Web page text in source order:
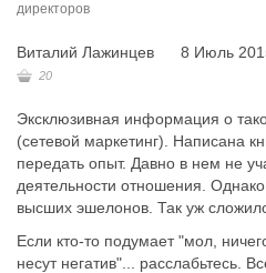
директоров
Виталий Лажинцев 8 Июль
20
Эксклюзивная информация о
(сетевой маркетинг). Написана
передать опыт. Давно в нем не
деятельности отношения.
высших эшелонов. Так уж
Если кто-то подумает "мол,
несут негатив"... расслабьтесь.